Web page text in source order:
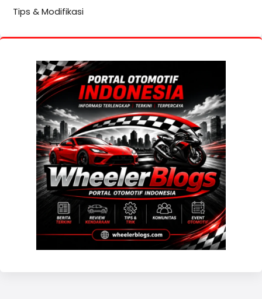
Tips & Modifikasi